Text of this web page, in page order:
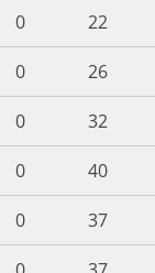
0
22
0
26
0
32
0
40
0
37